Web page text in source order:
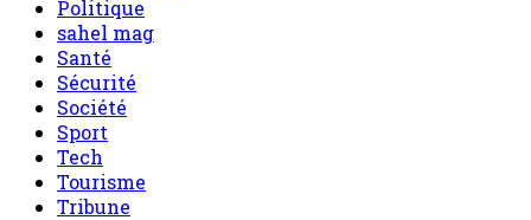
Politique
sahel mag
Santé
Sécurité
Société
Sport
Tech
Tourisme
Tribune